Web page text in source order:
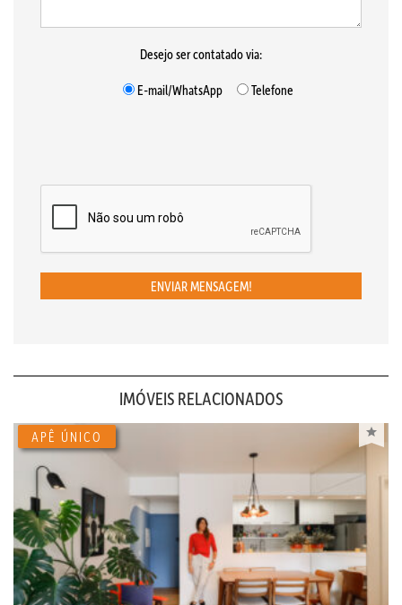
Desejo ser contatado via:
E-mail/WhatsApp
Telefone
ENVIAR MENSAGEM!
IMÓVEIS RELACIONADOS